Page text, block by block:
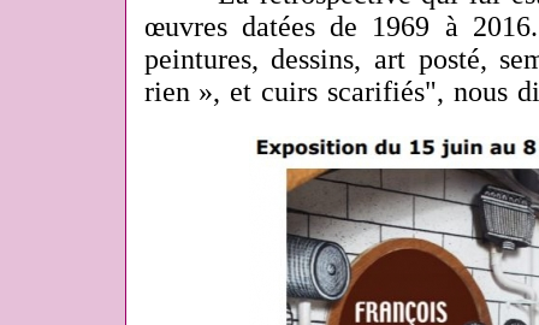
œuvres datées de 1969 à
peintures, dessins, art posté,
rien », et cuirs scarifiés", nous